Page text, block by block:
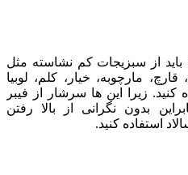
۲۸ روزه فقط باید از سبزیجات کم نشاسته مثل
مارچوبه، خیار، کلم، لوبیا
کنید. زیرا این ها سرشار از فیبر
بدون نگرانی از بالا رفتن
استفاده کنید.